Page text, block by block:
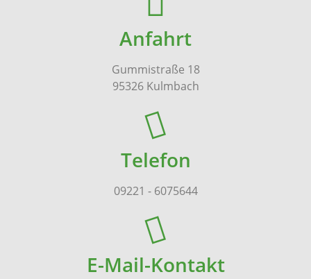
Anfahrt
Gummistraße 18
95326 Kulmbach
Telefon
09221 - 6075644
E-Mail-Kontakt